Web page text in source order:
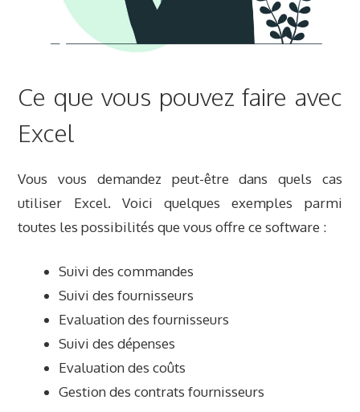
Ce que vous pouvez faire avec
Excel
Vous vous demandez peut-être dans quels cas
utiliser Excel. Voici quelques exemples parmi
toutes les possibilités que vous offre ce software :
Suivi des commandes
Suivi des fournisseurs
Evaluation des fournisseurs
Suivi des dépenses
Evaluation des coûts
Gestion des contrats fournisseurs